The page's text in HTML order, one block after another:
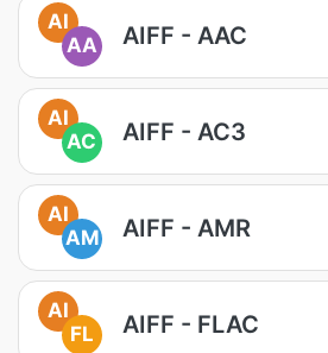
AI
AA
AIFF - AAC
AI
AC
AIFF - AC3
AI
AM
AIFF - AMR
AI
FL
AIFF - FLAC